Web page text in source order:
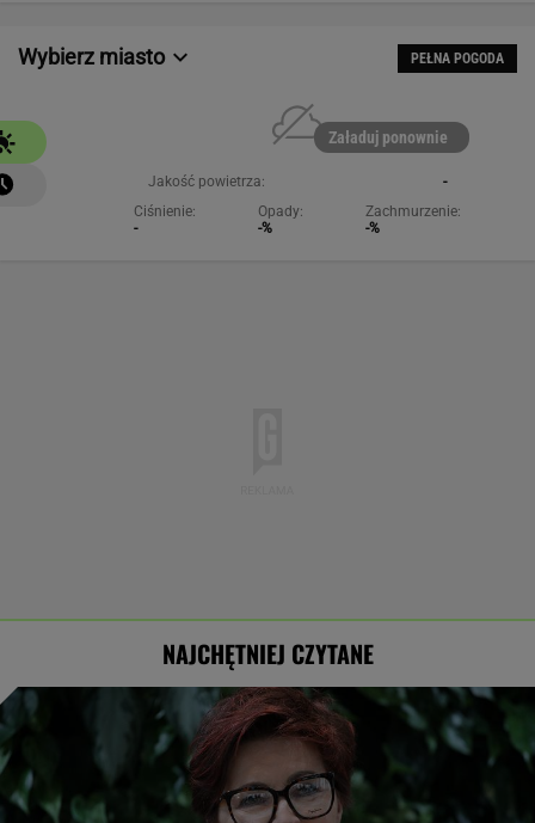
Wybierz miasto PEŁNA POGODA
Załaduj ponownie
Jakość powietrza:
-
Ciśnienie:
-
Opady:
-%
Zachmurzenie:
-%
NAJCHĘTNIEJ CZYTANE